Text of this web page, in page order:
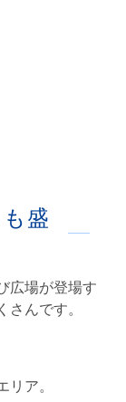
盛
広場が登場す
んです。
ア。